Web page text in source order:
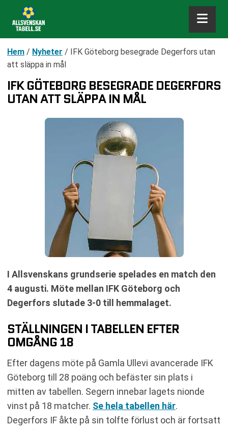
Hem / Nyheter / IFK Göteborg besegrade Degerfors utan
att släppa in mål
IFK GÖTEBORG BESEGRADE DEGERFORS
UTAN ATT SLÄPPA IN MÅL
I Allsvenskans grundserie spelades en match den
4 augusti. Möte mellan IFK Göteborg och
Degerfors slutade 3-0 till hemmalaget.
STÄLLNINGEN I TABELLEN EFTER
OMGÅNG 18
Efter dagens möte på Gamla Ullevi avancerade IFK
Göteborg till 28 poäng och befäster sin plats i
mitten av tabellen. Segern innebar lagets nionde
vinst på 18 matcher. Se hela tabellen här.
Degerfors IF åkte på sin tolfte förlust och är fortsatt